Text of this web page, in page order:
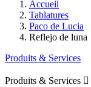
Accueil
Tablatures
Paco de Lucia
Reflejo de luna
Produits & Services
Produits & Services 